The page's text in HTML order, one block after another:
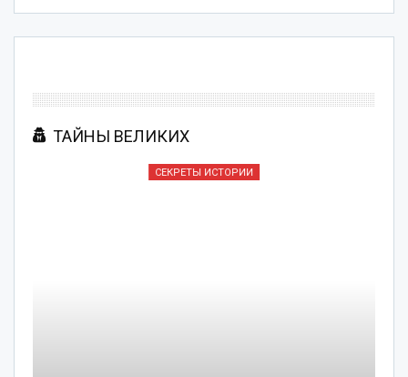
ТАЙНЫ ВЕЛИКИХ
СЕКРЕТЫ ИСТОРИИ